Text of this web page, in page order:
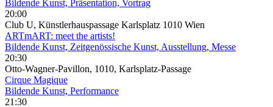
Bildende Kunst, Präsentation, Vortrag
20:00
Club U, Künstlerhauspassage Karlsplatz 1010 Wien
ARTmART: meet the artists!
Bildende Kunst, Zeitgenössische Kunst, Ausstellung, Messe
20:30
Otto-Wagner-Pavillon, 1010, Karlsplatz-Passage
Cirque Magique
Bildende Kunst, Performance
21:30